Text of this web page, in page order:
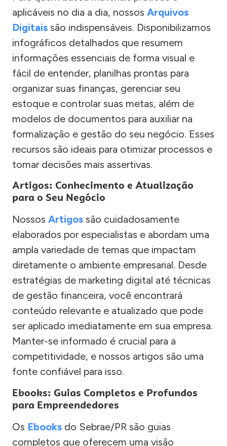
aplicáveis no dia a dia, nossos Arquivos
Digitais são indispensáveis. Disponibilizamos
infográficos detalhados que resumem
informações essenciais de forma visual e
fácil de entender, planilhas prontas para
organizar suas finanças, gerenciar seu
estoque e controlar suas metas, além de
modelos de documentos para auxiliar na
formalização e gestão do seu negócio. Esses
recursos são ideais para otimizar processos e
tomar decisões mais assertivas.
Artigos: Conhecimento e Atualização
para o Seu Negócio
Nossos Artigos são cuidadosamente
elaborados por especialistas e abordam uma
ampla variedade de temas que impactam
diretamente o ambiente empresarial. Desde
estratégias de marketing digital até técnicas
de gestão financeira, você encontrará
conteúdo relevante e atualizado que pode
ser aplicado imediatamente em sua empresa.
Manter-se informado é crucial para a
competitividade, e nossos artigos são uma
fonte confiável para isso.
Ebooks: Guias Completos e Profundos
para Empreendedores
Os Ebooks do Sebrae/PR são guias
completos que oferecem uma visão